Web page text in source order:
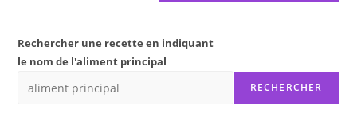
Rechercher une recette en indiquant
le nom de l'aliment principal
RECHERCHER